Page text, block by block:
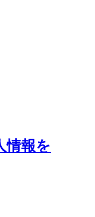
情報を